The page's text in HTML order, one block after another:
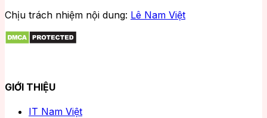
Chịu trách nhiệm nội dung: Lê Nam Việt
GIỚI THIỆU
IT Nam Việt